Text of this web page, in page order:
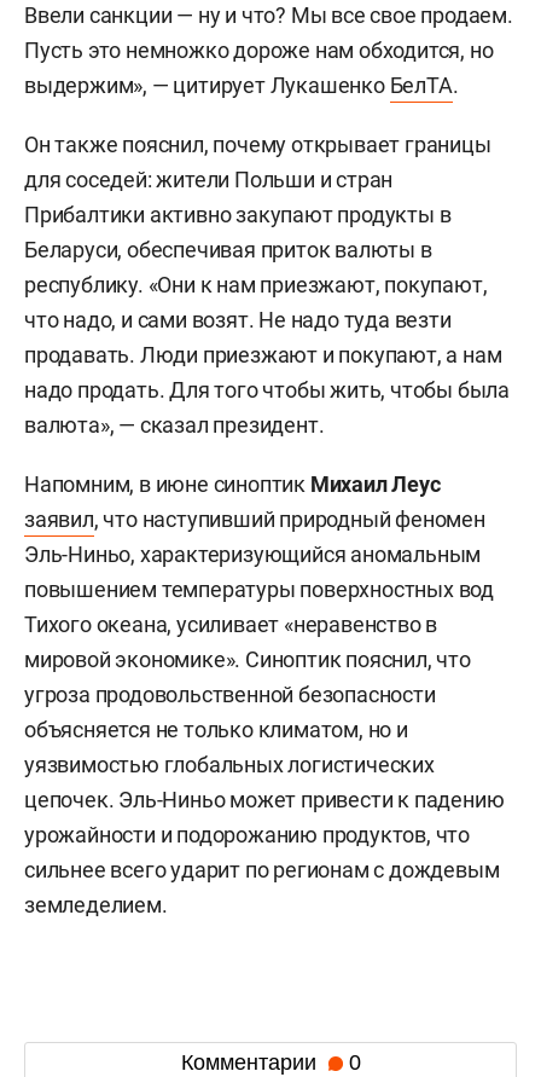
Ввели санкции — ну и что? Мы все свое продаем.
Пусть это немножко дороже нам обходится, но
выдержим», — цитирует Лукашенко БелТА.
Он также пояснил, почему открывает границы
для соседей: жители Польши и стран
Прибалтики активно закупают продукты в
Беларуси, обеспечивая приток валюты в
республику. «Они к нам приезжают, покупают,
что надо, и сами возят. Не надо туда везти
продавать. Люди приезжают и покупают, а нам
надо продать. Для того чтобы жить, чтобы была
валюта», — сказал президент.
Напомним, в июне синоптик Михаил Леус
заявил, что наступивший природный феномен
Эль-Ниньо, характеризующийся аномальным
повышением температуры поверхностных вод
Тихого океана, усиливает «неравенство в
мировой экономике». Синоптик пояснил, что
угроза продовольственной безопасности
объясняется не только климатом, но и
уязвимостью глобальных логистических
цепочек. Эль-Ниньо может привести к падению
урожайности и подорожанию продуктов, что
сильнее всего ударит по регионам с дождевым
земледелием.
Комментарии 0